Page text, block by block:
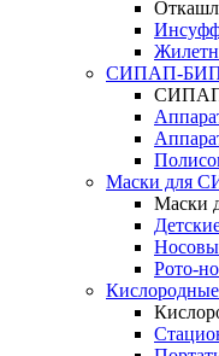
CИПАП-
Маски для
Маски
Рото-